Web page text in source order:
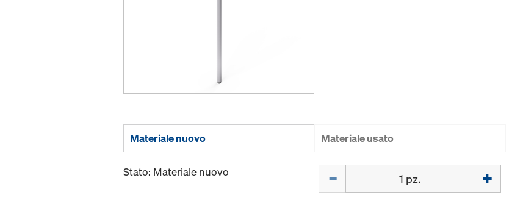
Materiale nuovo Materiale usato
Stato: Materiale nuovo